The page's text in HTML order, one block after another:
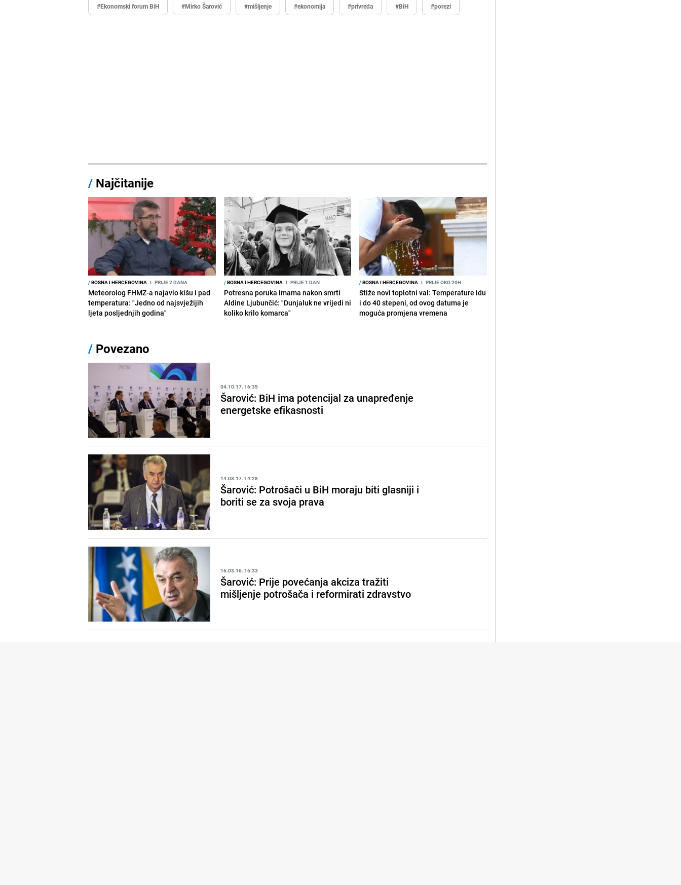
#Ekonomski forum BiH #Mirko Šarović #mišljenje #ekonomija #privreda #BiH #porezi
/ Najčitanije
/BOSNA I HERCEGOVINA I PRIJE 2 DANA
Meteorolog FHMZ-a najavio kišu i pad
temperatura: "Jedno od najsvježijih
ljeta posljednjih godina"
/BOSNA I HERCEGOVINA I PRIJE 1 DAN
Potresna poruka imama nakon smrti
Aldine Ljubunčić: "Dunjaluk ne vrijedi ni
koliko krilo komarca"
/BOSNA I HERCEGOVINA I PRIJE OKO 20H
Stiže novi toplotni val: Temperature idu
i do 40 stepeni, od ovog datuma je
moguća promjena vremena
/ Povezano
04.10.17. 16:35
Šarović: BiH ima potencijal za unapređenje
energetske efikasnosti
14.03.17. 14:28
Šarović: Potrošači u BiH moraju biti glasniji i
boriti se za svoja prava
16.03.16. 16:33
Šarović: Prije povećanja akciza tražiti
mišljenje potrošača i reformirati zdravstvo